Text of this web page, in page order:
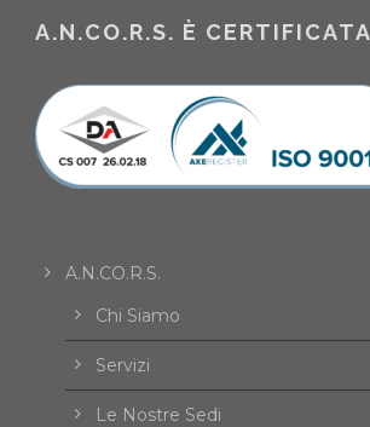
A.N.CO.R.S. È
A.N.CO.R.S.
Chi Siamo
Servizi
Le Nostre Sedi